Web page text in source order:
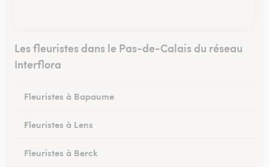
Les fleuristes dans le Pas-de-Calais du réseau
Interflora
Fleuristes à Bapaume
Fleuristes à Lens
Fleuristes à Berck